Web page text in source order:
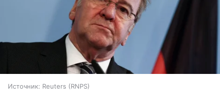
Источник: Reuters (RNPS)